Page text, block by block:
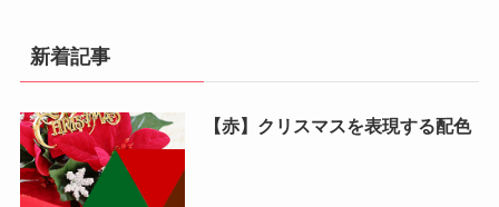
新着記事
【赤】クリスマスを表現する配色